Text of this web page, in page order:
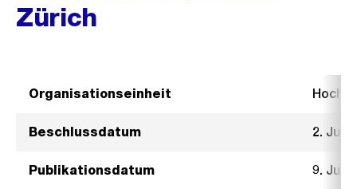
Zürich
Organisationseinheit
Beschlussdatum 2. Juli
Publikationsdatum 9. Juli